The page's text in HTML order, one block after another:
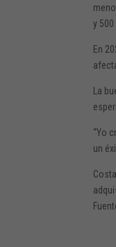
y
En
La
“Yo
un